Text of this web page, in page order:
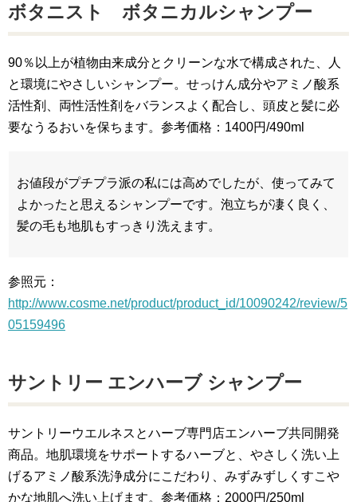
ボタニスト ボタニカルシャンプー
90％以上が植物由来成分とクリーンな水で構成された、人
と環境にやさしいシャンプー。せっけん成分やアミノ酸系
活性剤、両性活性剤をバランスよく配合し、頭皮と髪に必
要なうるおいを保ちます。参考価格：1400円/490ml
お値段がプチプラ派の私には高めでしたが、使ってみて
よかったと思えるシャンプーです。泡立ちが凄く良く、
髪の毛も地肌もすっきり洗えます。
参照元：
http://www.cosme.net/product/product_id/10090242/review/5
05159496
サントリー エンハーブ シャンプー
サントリーウエルネスとハーブ専門店エンハーブ共同開発
商品。地肌環境をサポートするハーブと、やさしく洗い上
げるアミノ酸系洗浄成分にこだわり、みずみずしくすこや
かな地肌へ洗い上げます。参考価格：2000円/250ml